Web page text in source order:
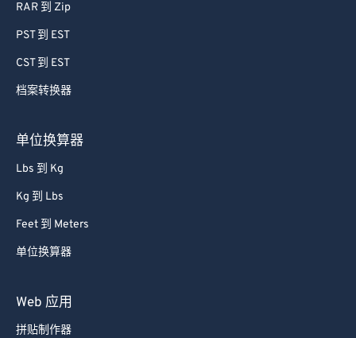
RAR 到 Zip
PST 到 EST
CST 到 EST
档案转换器
单位换算器
Lbs 到 Kg
Kg 到 Lbs
Feet 到 Meters
单位换算器
Web 应用
拼贴制作器